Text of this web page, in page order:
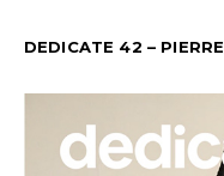
DEDICATE 42 –